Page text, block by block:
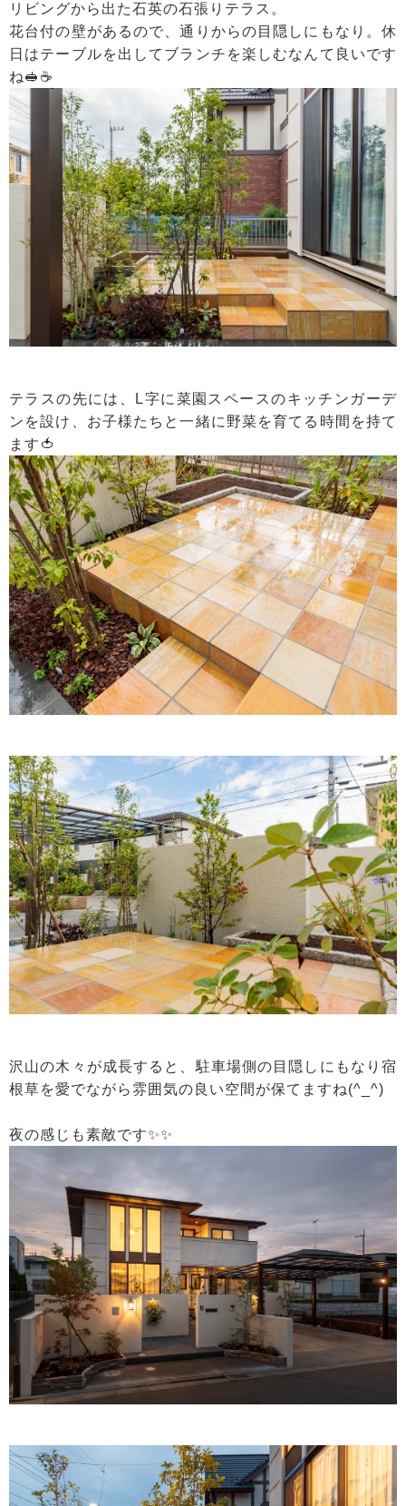
リビングから出た石英の石張りテラス。
花台付の壁があるので、通りからの目隠しにもなり。休
日はテーブルを出してブランチを楽しむなんて良いです
ね🥪☕
テラスの先には、L字に菜園スペースのキッチンガーデ
ンを設け、お子様たちと一緒に野菜を育てる時間を持て
ます🍅
沢山の木々が成長すると、駐車場側の目隠しにもなり宿
根草を愛でながら雰囲気の良い空間が保てますね(^_^)
夜の感じも素敵です✨✨